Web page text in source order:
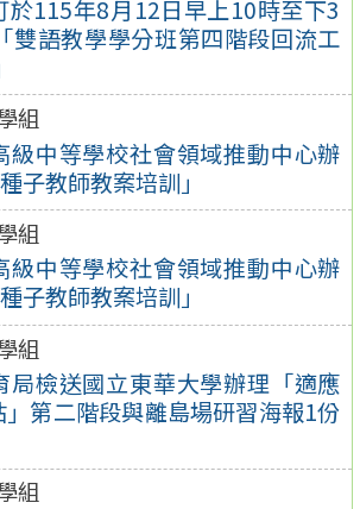
於115年8月12日早上10時至下3
雙語教學學分班第四階段回流工
組
級中等學校社會領域推動中心辦
子教師教案培訓」
組
級中等學校社會領域推動中心辦
子教師教案培訓」
組
局檢送國立東華大學辦理「適應
第二階段與離島場研習海報1份
組